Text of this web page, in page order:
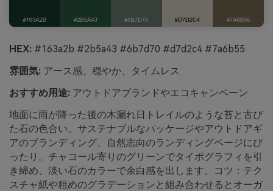
HEX: #163a2b #2b5a43 #6b7d70 #d7d2c4 #7a6b55
雰囲気: アース感、穏やか、タイムレス
おすすめ用途: アウトドアブランドやエコキャンペーン
地面に雨が降った後の木漏れ日トレイルのような苔と古び
た石の色合い。サステナブルなパッケージやアウトドアギ
アのブランディング、自然志向のランディングページにぴ
ったり。チャコール寄りのグリーンでタイポグラフィを引
き締め、淡い石のカラーで余白感を出します。コツ：テク
スチャ紙や粗めのグラデーションと組み合わせるとオーガ